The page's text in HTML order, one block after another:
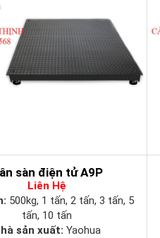
sàn điện tử A9P
Liên Hệ
500kg, 1 tấn, 2 tấn, 3 tấn, 5
tấn, 10 tấn
sản xuất: Yaohua